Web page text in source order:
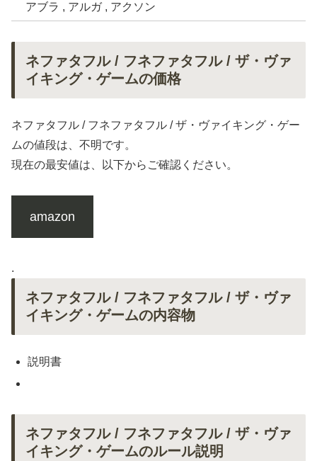
アブラ , アルガ , アクソン
ネファタフル / フネファタフル / ザ・ヴァ
イキング・ゲームの価格
ネファタフル / フネファタフル / ザ・ヴァイキング・ゲー
ムの値段は、不明です。
現在の最安値は、以下からご確認ください。
amazon
.
ネファタフル / フネファタフル / ザ・ヴァ
イキング・ゲームの内容物
説明書
ネファタフル / フネファタフル / ザ・ヴァ
イキング・ゲームのルール説明